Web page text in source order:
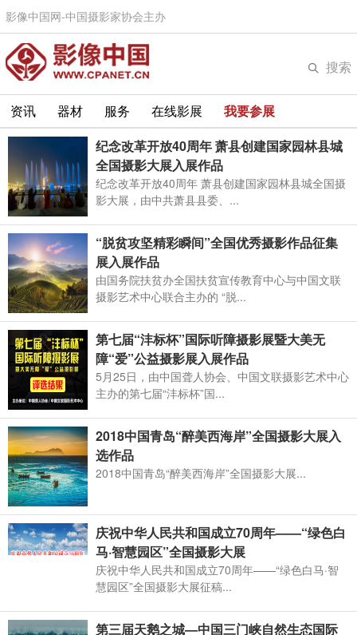
影像中国网-中国摄影家协会主办
搜索
资讯 器材 服务 在线影展
我要参展
纪念改革开放40周年 萧县创建国家园林县城
全国摄影大展入展作品
纪念改革开放40周年 萧县创建国家园林县城全国摄
影大展，由中共萧县县委、...
“脱贫攻坚精彩瞬间”全国优秀摄影作品征集
展入展作品
由国务院扶贫办全国扶贫宣传教育中心与中国文联
摄影艺术中心联合主办的 “脱...
第七届“沣标杯”国际听障摄影展暨大美无
障“爱”公益摄影展入展作品
5月25日，由中国聋人协会、中国文联摄影艺术中心
主办的第七届“沣标杯”国...
2018中国青岛“醉美西海岸”全国摄影大展入
选作品
2018中国青岛“醉美西海岸”全国摄影大展...
庆祝中华人民共和国成立70周年——“绿色白
马·智慧园区”全国摄影大展
庆祝中华人民共和国成立70周年——“绿色白马·智
慧园区”全国摄影大展征稿...
第三届天鹅之城—中国三门峡自然生态国际